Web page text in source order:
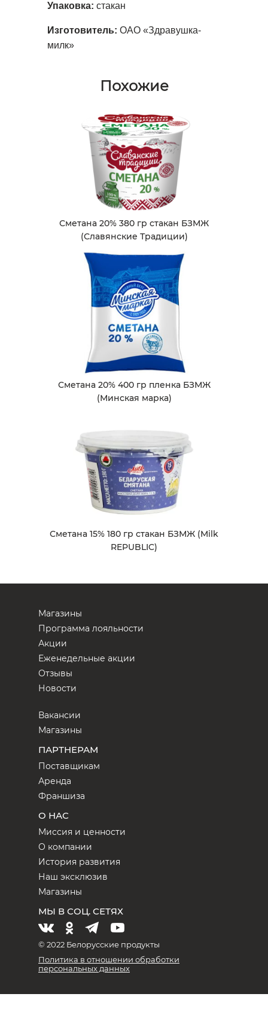
Упаковка: стакан
Изготовитель: ОАО «Здравушка-
милк»
Похожие
Сметана 20% 380 гр стакан БЗМЖ
(Славянские Традиции)
Сметана 20% 400 гр пленка БЗМЖ
(Минская марка)
Сметана 15% 180 гр стакан БЗМЖ (Milk
REPUBLIC)
Магазины
Программа лояльности
Акции
Еженедельные акции
Отзывы
Новости
Вакансии
Магазины
ПАРТНЕРАМ
Поставщикам
Аренда
Франшиза
О НАС
Миссия и ценности
О компании
История развития
Наш эксклюзив
Магазины
МЫ В СОЦ. СЕТЯХ
© 2022 Белорусские продукты
Политика в отношении обработки
персональных данных